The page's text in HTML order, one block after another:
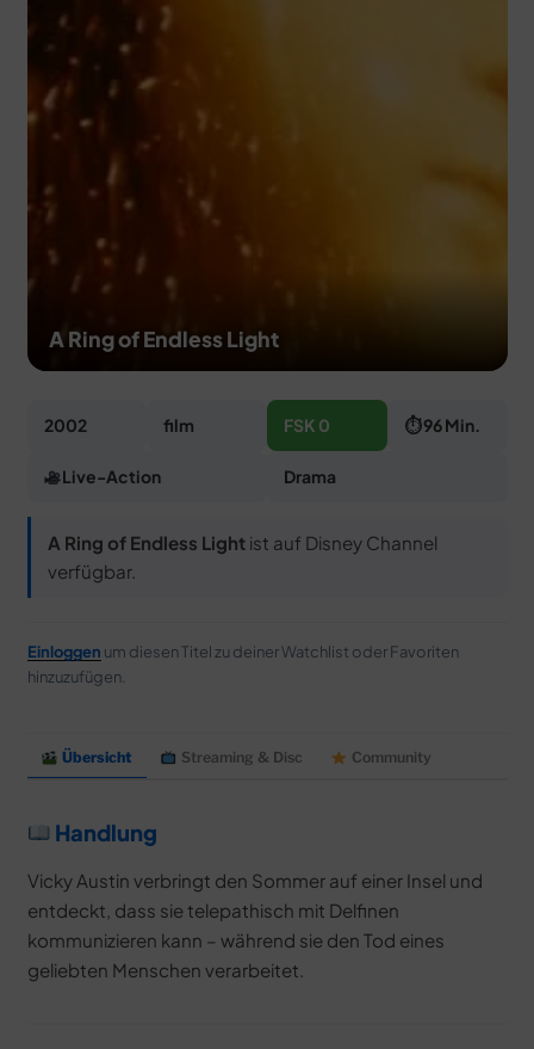
DEALS
MEIN HQ
A Ring of Endless Light
2002 film FSK 0 ⏱ 96 Min.
Live-Action Drama
A Ring of Endless Lightist auf Disney Channel
verfügbar.
Einloggen um diesen Titel zu deiner Watchlist oder Favoriten
hinzuzufügen.
Übersicht Streaming & Disc Community
Handlung
Vicky Austin verbringt den Sommer auf einer Insel und
entdeckt, dass sie telepathisch mit Delfinen
kommunizieren kann – während sie den Tod eines
geliebten Menschen verarbeitet.